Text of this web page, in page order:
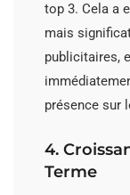
top 3. Cela a
mais
publicitaires,
présence sur
4.
Terme